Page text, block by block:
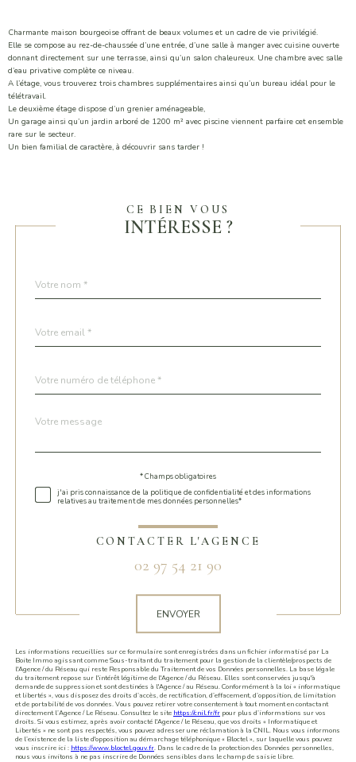
Charmante maison bourgeoise offrant de beaux volumes et un cadre de vie privilégié.
Elle se compose au rez-de-chaussée d’une entrée, d’une salle à manger avec cuisine ouverte
donnant directement sur une terrasse, ainsi qu’un salon chaleureux. Une chambre avec salle
d’eau privative complète ce niveau.
A l’étage, vous trouverez trois chambres supplémentaires ainsi qu’un bureau idéal pour le
télétravail.
Le deuxième étage dispose d’un grenier aménageable,
Un garage ainsi qu’un jardin arboré de 1200 m² avec piscine viennent parfaire cet ensemble
rare sur le secteur.
Un bien familial de caractère, à découvrir sans tarder !
CE BIEN VOUS
INTÉRESSE ?
par
*
*
*
Fieldset
Message
*
* Champs obligatoires
j'ai pris connaissance de la politique de confidentialité et des informations
relatives au traitement de mes données personnelles*
CONTACTER L'AGENCE
02 97 54 21 90
ENVOYER
Les informations recueillies sur ce formulaire sont enregistrées dans un fichier informatisé par La
Boite Immo agissant comme Sous-traitant du traitement pour la gestion de la clientèle/prospects de
l'Agence / du Réseau qui reste Responsable du Traitement de vos Données personnelles. La base légale
du traitement repose sur l'intérêt légitime de l'Agence / du Réseau. Elles sont conservées jusqu'à
demande de suppression et sont destinées à l'Agence / au Réseau. Conformément à la loi « informatique
et libertés », vous disposez des droits d’accès, de rectification, d’effacement, d’opposition, de limitation
et de portabilité de vos données. Vous pouvez retirer votre consentement à tout moment en contactant
directement l’Agence / Le Réseau. Consultez le site https://cnil.fr/fr pour plus d’informations sur vos
droits. Si vous estimez, après avoir contacté l'Agence / le Réseau, que vos droits « Informatique et
Libertés » ne sont pas respectés, vous pouvez adresser une réclamation à la CNIL. Nous vous informons
de l’existence de la liste d'opposition au démarchage téléphonique « Bloctel », sur laquelle vous pouvez
vous inscrire ici : https://www.bloctel.gouv.fr. Dans le cadre de la protection des Données personnelles,
nous vous invitons à ne pas inscrire de Données sensibles dans le champ de saisie libre.